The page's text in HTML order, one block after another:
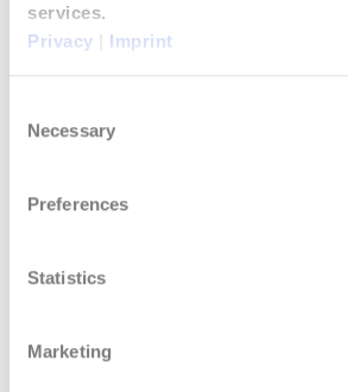
services.
Privacy | Imprint
Selection
Necessary
Preferences
Statistics
Marketing
conditions
météorologiques affectent
Distinguer les effets
Prendre des décisions